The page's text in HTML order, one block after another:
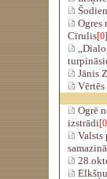
Ogres
Cīrulis[0]
Jānis
Ogrē
izstrādi
Valsts